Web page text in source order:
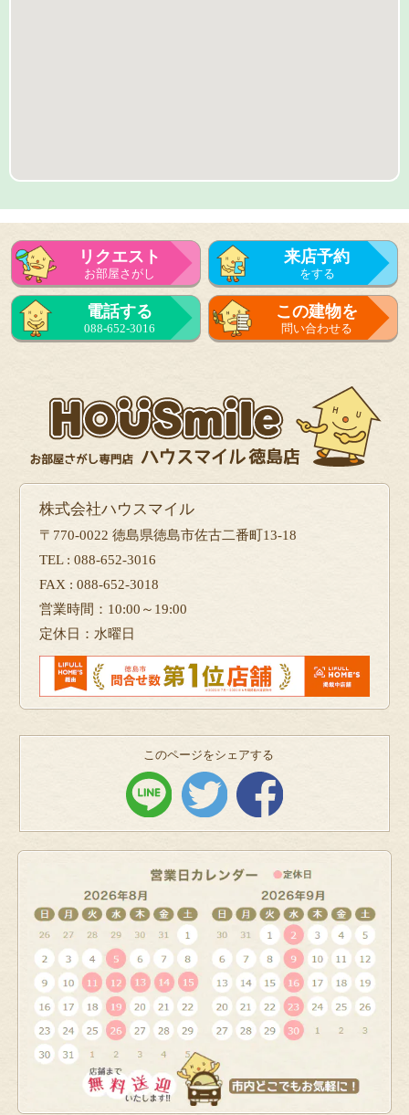
リクエスト
お部屋さがし
来店予約
をする
来店予約
をする
電話する
088-652-3016
この建物を
問い合わせる
株式会社ハウスマイル
〒770-0022 徳島県徳島市佐古二番町13-18
TEL : 088-652-3016
FAX : 088-652-3018
営業時間：10:00～19:00
定休日：水曜日
このページをシェアする